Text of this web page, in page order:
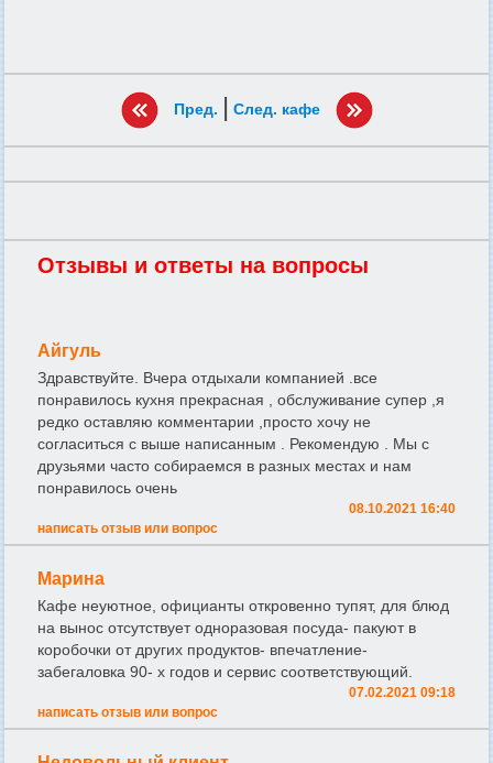
Пред. | След. кафе
Отзывы и ответы на вопросы
Айгуль
Здравствуйте. Вчера отдыхали компанией .все
понравилось кухня прекрасная , обслуживание супер ,я
редко оставляю комментарии ,просто хочу не
согласиться с выше написанным . Рекомендую . Мы с
друзьями часто собираемся в разных местах и нам
понравилось очень
08.10.2021 16:40
написать отзыв или вопрос
Марина
Кафе неуютное, официанты откровенно тупят, для блюд
на вынос отсутствует одноразовая посуда- пакуют в
коробочки от других продуктов- впечатление-
забегаловка 90- х годов и сервис соответствующий.
07.02.2021 09:18
написать отзыв или вопрос